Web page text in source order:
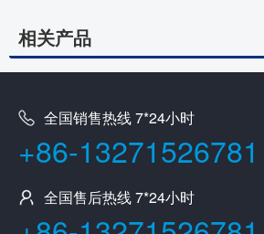
相关产品
全国销售热线 7*24小时
+86-13271526781
全国售后热线 7*24小时